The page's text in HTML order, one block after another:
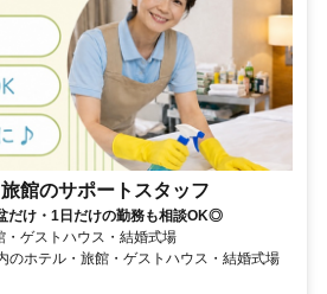
館のサポートスタッフ
だけ・1日だけの勤務も相談OK◎
ゲストハウス・結婚式場
のホテル・旅館・ゲストハウス・結婚式場